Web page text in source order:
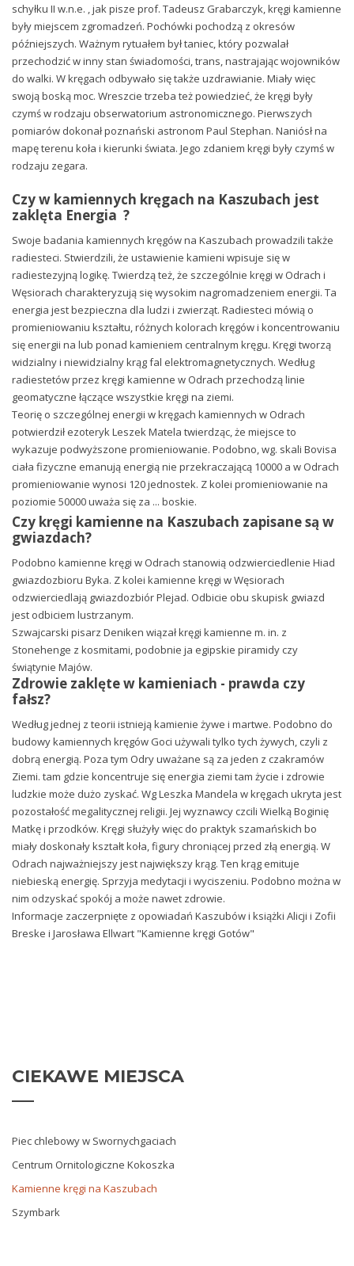
schyłku II w.n.e. , jak pisze prof. Tadeusz Grabarczyk, kręgi kamienne
były miejscem zgromadzeń. Pochówki pochodzą z okresów
późniejszych. Ważnym rytuałem był taniec, który pozwalał
przechodzić w inny stan świadomości, trans, nastrajając wojowników
do walki. W kręgach odbywało się także uzdrawianie. Miały więc
swoją boską moc. Wreszcie trzeba też powiedzieć, że kręgi były
czymś w rodzaju obserwatorium astronomicznego. Pierwszych
pomiarów dokonał poznański astronom Paul Stephan. Naniósł na
mapę terenu koła i kierunki świata. Jego zdaniem kręgi były czymś w
rodzaju zegara.
Czy w kamiennych kręgach na Kaszubach jest
zaklęta Energia ?
Swoje badania kamiennych kręgów na Kaszubach prowadzili także
radiesteci. Stwierdzili, że ustawienie kamieni wpisuje się w
radiestezyjną logikę. Twierdzą też, że szczególnie kręgi w Odrach i
Węsiorach charakteryzują się wysokim nagromadzeniem energii. Ta
energia jest bezpieczna dla ludzi i zwierząt. Radiesteci mówią o
promieniowaniu kształtu, różnych kolorach kręgów i koncentrowaniu
się energii na lub ponad kamieniem centralnym kręgu. Kręgi tworzą
widzialny i niewidzialny krąg fal elektromagnetycznych. Według
radiestetów przez kręgi kamienne w Odrach przechodzą linie
geomatyczne łączące wszystkie kręgi na ziemi.
Teorię o szczególnej energii w kręgach kamiennych w Odrach
potwierdził ezoteryk Leszek Matela twierdząc, że miejsce to
wykazuje podwyższone promieniowanie. Podobno, wg. skali Bovisa
ciała fizyczne emanują energią nie przekraczającą 10000 a w Odrach
promieniowanie wynosi 120 jednostek. Z kolei promieniowanie na
poziomie 50000 uważa się za ... boskie.
Czy kręgi kamienne na Kaszubach zapisane są w
gwiazdach?
Podobno kamienne kręgi w Odrach stanowią odzwierciedlenie Hiad
gwiazdozbioru Byka. Z kolei kamienne kręgi w Węsiorach
odzwierciedlają gwiazdozbiór Plejad. Odbicie obu skupisk gwiazd
jest odbiciem lustrzanym.
Szwajcarski pisarz Deniken wiązał kręgi kamienne m. in. z
Stonehenge z kosmitami, podobnie ja egipskie piramidy czy
świątynie Majów.
Zdrowie zaklęte w kamieniach - prawda czy
fałsz?
Według jednej z teorii istnieją kamienie żywe i martwe. Podobno do
budowy kamiennych kręgów Goci używali tylko tych żywych, czyli z
dobrą energią. Poza tym Odry uważane są za jeden z czakramów
Ziemi. tam gdzie koncentruje się energia ziemi tam życie i zdrowie
ludzkie może dużo zyskać. Wg Leszka Mandela w kręgach ukryta jest
pozostałość megalitycznej religii. Jej wyznawcy czcili Wielką Boginię
Matkę i przodków. Kręgi służyły więc do praktyk szamańskich bo
miały doskonały kształt koła, figury chroniącej przed złą energią. W
Odrach najważniejszy jest największy krąg. Ten krąg emituje
niebieską energię. Sprzyja medytacji i wyciszeniu. Podobno można w
nim odzyskać spokój a może nawet zdrowie.
Informacje zaczerpnięte z opowiadań Kaszubów i książki Alicji i Zofii
Breske i Jarosława Ellwart "Kamienne kręgi Gotów"
CIEKAWE MIEJSCA
Piec chlebowy w Swornychgaciach
Centrum Ornitologiczne Kokoszka
Kamienne kręgi na Kaszubach
Szymbark